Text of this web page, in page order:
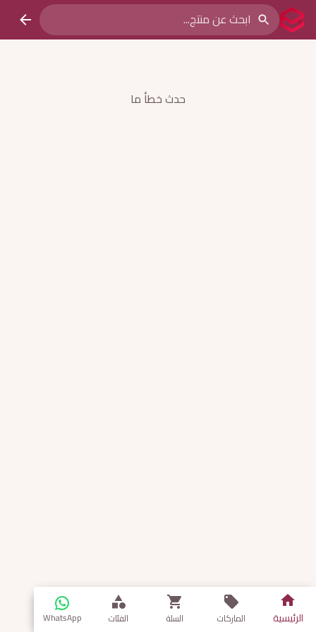
حدث خطأ ما
الرئيسية الماركات السلة الفئات WhatsApp